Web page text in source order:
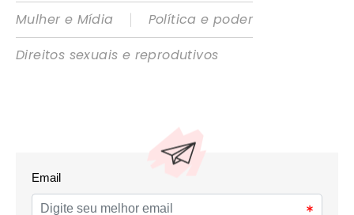
Mulher e Mídia
|
Política e poder
Direitos sexuais e reprodutivos